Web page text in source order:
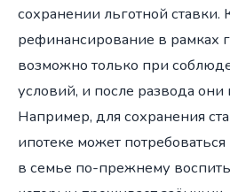
сохранении льготной ставки.
рефинансирование в рамках
возможно только при
условий, и после развода они
Например, для сохранения
ипотеке может
в семье по-прежнему